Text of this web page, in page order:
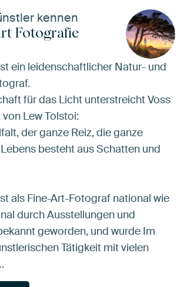
kennen
Fotografie
ein leidenschaftlicher Natur- und
für das Licht unterstreicht Voss
Lew Tolstoi:
der ganze Reiz, die ganze
besteht aus Schatten und
als Fine-Art-Fotograf national wie
durch Ausstellungen und
geworden, und wurde Im
Tätigkeit mit vielen